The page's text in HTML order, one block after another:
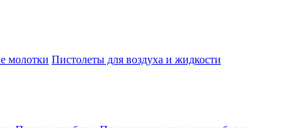
молотки Пистолеты для воздуха и жидкости